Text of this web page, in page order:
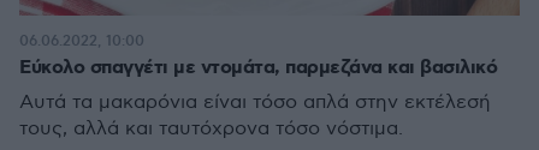
Εύκολο σπαγγέτι με ντομάτα, παρμεζάνα και βασιλικό
Aυτά τα μακαρόνια είναι τόσο απλά στην εκτέλεσή
τους, αλλά και ταυτόχρονα τόσο νόστιμα.
06.06.2022, 10:00